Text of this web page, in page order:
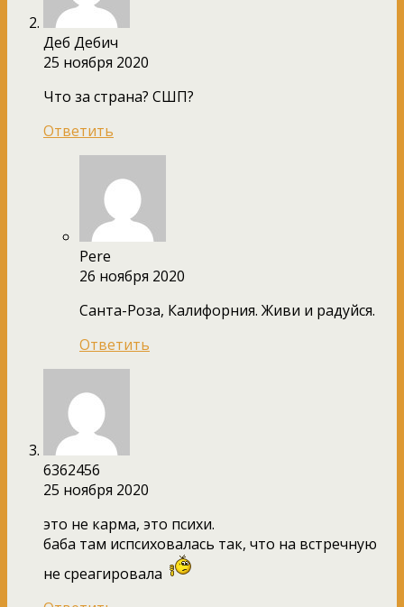
Деб Дебич
25 ноября 2020
Что за страна? СШП?
Ответить
Pere
26 ноября 2020
Санта-Роза, Калифорния. Живи и радуйся.
Ответить
6362456
25 ноября 2020
это не карма, это психи.
баба там испсиховалась так, что на встречную
не среагировала